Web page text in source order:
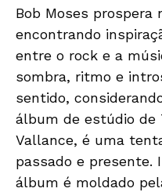
Bob Moses prospera
encontrando
entre o rock e a
sombra, ritmo e
sentido,
álbum de estúdio de
Vallance, é uma
passado e presente.
álbum é moldado